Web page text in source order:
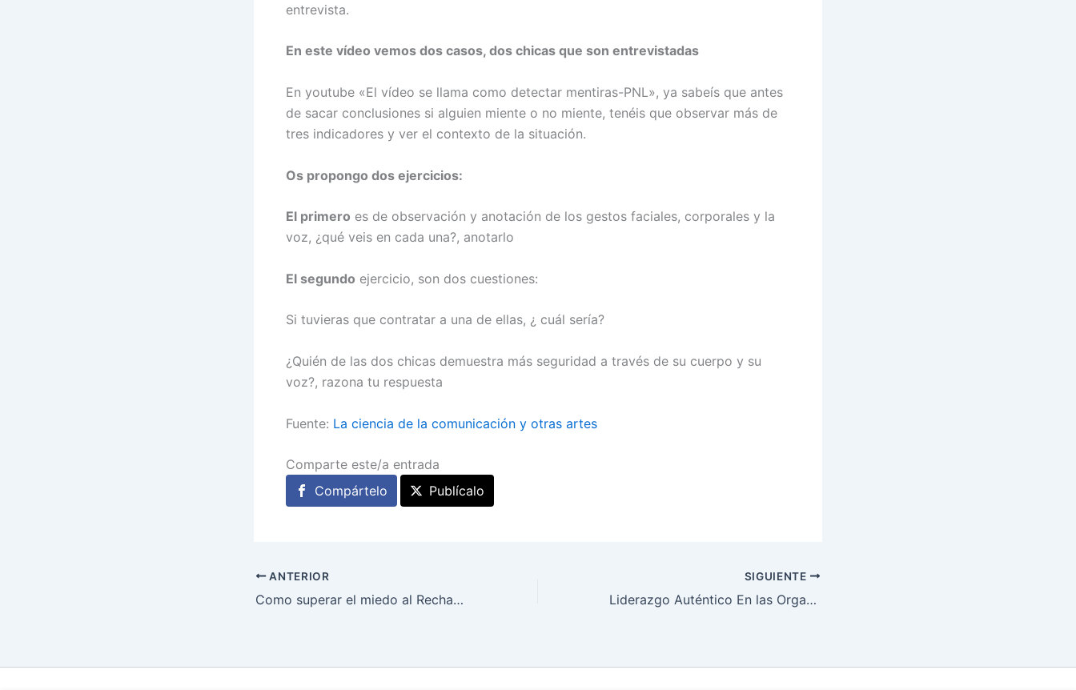
entrevista.
En este vídeo vemos dos casos, dos chicas que son entrevistadas
En youtube «El vídeo se llama como detectar mentiras-PNL», ya sabeís que antes
de sacar conclusiones si alguien miente o no miente, tenéis que observar más de
tres indicadores y ver el contexto de la situación.
Os propongo dos ejercicios:
El primero es de observación y anotación de los gestos faciales, corporales y la
voz, ¿qué veis en cada una?, anotarlo
El segundo ejercicio, son dos cuestiones:
Si tuvieras que contratar a una de ellas, ¿ cuál sería?
¿Quién de las dos chicas demuestra más seguridad a través de su cuerpo y su
voz?, razona tu respuesta
Fuente: La ciencia de la comunicación y otras artes
Comparte este/a entrada
Compártelo
Publícalo
ANTERIOR
Como superar el miedo al Rechazo (1º parte)
SIGUIENTE
Liderazgo Auténtico En las Organizaciones